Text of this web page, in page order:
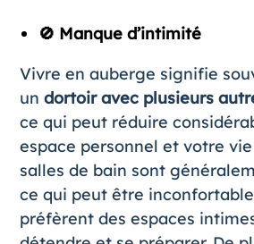
🚫 Manque d’intimité
Vivre en auberge signifie
un dortoir avec plusieurs
ce qui peut réduire
espace personnel et votre
salles de bain sont
ce qui peut être
préfèrent des espaces